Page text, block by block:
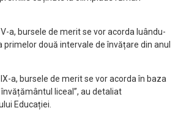
a, bursele de merit se vor acorda luându-
primelor două intervale de învățare din anul
a, bursele de merit se vor acorda în baza
liceal”, au detaliat
Educației.